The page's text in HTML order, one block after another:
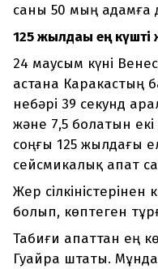
саны 50 мың адамға
125 жылдағы ең күшті
24 маусым күні
астана Каракастың
небәрі 39 секунд
және 7,5 болатын екі
соңғы 125 жылдағы
сейсмикалық апат
Жер
болып, көптеген
Табиғи апаттан ең
Гуайра штаты.